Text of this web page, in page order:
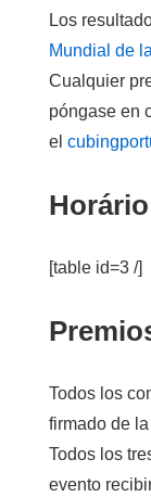
Los
Mundial de
Cualquier
póngase en
el
[table id=3 /]
Todos los
firmado de
Todos los
evento